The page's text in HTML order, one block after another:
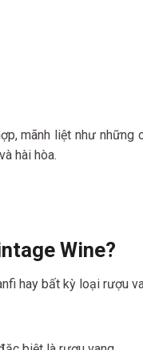
mãnh liệt như
hài hòa.
Wine?
hay bất kỳ loại rượu